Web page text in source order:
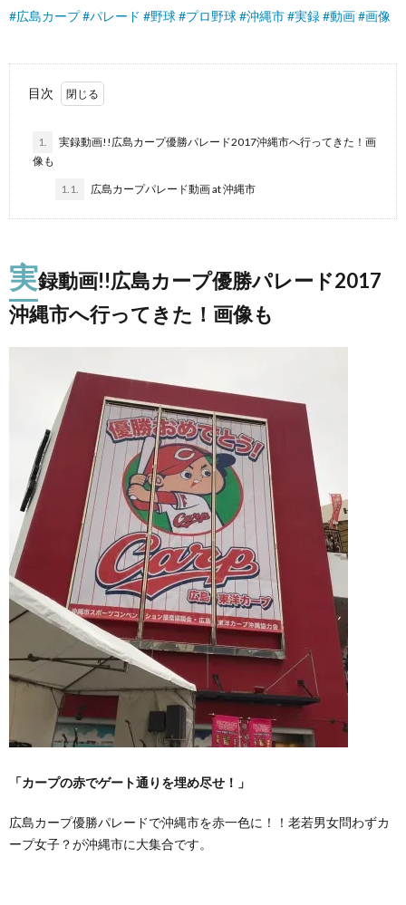
#広島カープ#パレード #野球#プロ野球#沖縄市#実録#動画#画像
目次
1.
実録動画!!広島カープ優勝パレード2017沖縄市へ行ってきた！画
像も
1.1. 広島カープパレード動画 at 沖縄市
実録動画!!広島カープ優勝パレード2017
沖縄市へ行ってきた！画像も
「カープの赤でゲート通りを埋め尽せ！」
広島カープ優勝パレードで沖縄市を赤一色に！！老若男女問わずカ
ープ女子？が沖縄市に大集合です。